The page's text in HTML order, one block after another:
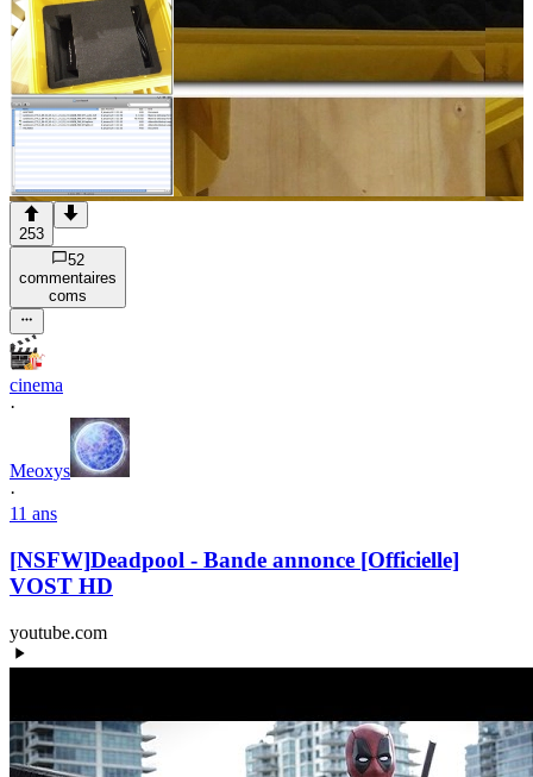
253
52
commentaires
coms
cinema
·
Meoxys
·
11 ans
[NSFW]Deadpool - Bande annonce [Officielle]
VOST HD
youtube.com